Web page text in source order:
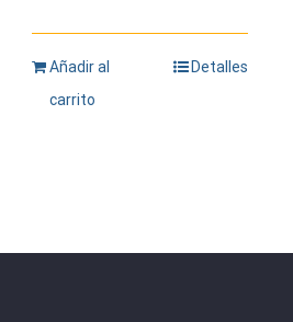
Añadir al
carrito
Detalles